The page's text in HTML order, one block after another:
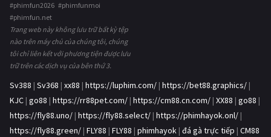
#phimfun2026 #phimfunmoi
#phimfun.net
Trang web này không lưu trữ bất kỳ tệp
nào trên máy chủ của chúng tôi, chúng
tôi chỉ liên kết với phương tiện được lưu
trữ trên các dịch vụ của bên thứ 3.
Sv388 | Sv368 | xx88 | https://luphim.com/ | https://bet88.graphics/ |
KJC | go88 | https://rr88pet.com/ | https://cm88.cn.com/ | XX88 | go88 |
https://fly88.uno/ | https://fly88.select/ | https://phimhayok.onl/ |
https://fly88.green/ | FLY88 | FLY88 | phimhayok | đá gà trực tiếp | CM88